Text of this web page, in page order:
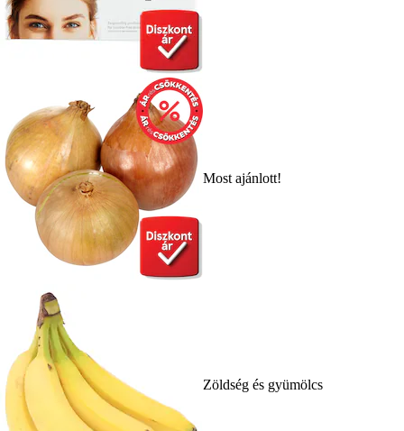
Most ajánlott!
Zöldség és gyümölcs